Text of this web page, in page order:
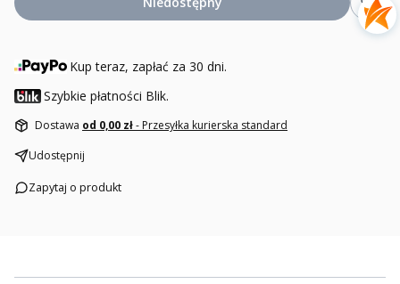
Kup teraz, zapłać za 30 dni.
Szybkie płatności Blik.
Dostawa od 0,00 zł- Przesyłka kurierska standard
Udostępnij
Zapytaj o produkt